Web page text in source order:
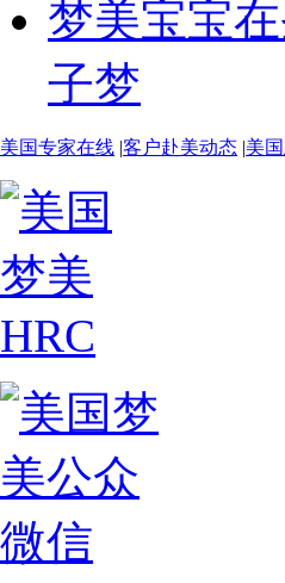
梦美宝宝
子梦
美国专家在线 |客户赴美动态 |美